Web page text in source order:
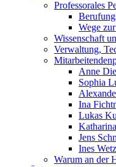
Professorales
Wege
Wissenschaft
Verwaltung,
Anne
Sophia
Ina
Lukas
Jens
Ines
Warum an der